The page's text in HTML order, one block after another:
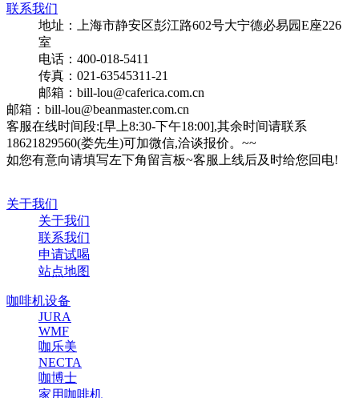
联系我们
地址：上海市静安区彭江路602号大宁德必易园E座226
室
电话：400-018-5411
传真：021-63545311-21
邮箱：bill-lou@caferica.com.cn
邮箱：bill-lou@beanmaster.com.cn
客服在线时间段:[早上8:30-下午18:00],其余时间请联系
18621829560(娄先生)可加微信,洽谈报价。~~
如您有意向请填写左下角留言板~客服上线后及时给您回电!
关于我们
关于我们
联系我们
申请试喝
站点地图
咖啡机设备
JURA
WMF
咖乐美
NECTA
咖博士
家用咖啡机